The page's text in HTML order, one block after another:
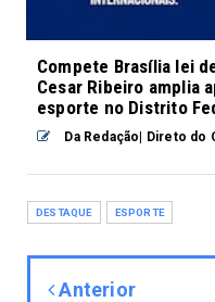
Compete Brasília lei
Cesar Ribeiro amplia
esporte no Distrito
Da Redação| Direto do
DESTAQUE ESPORTE
Anterior